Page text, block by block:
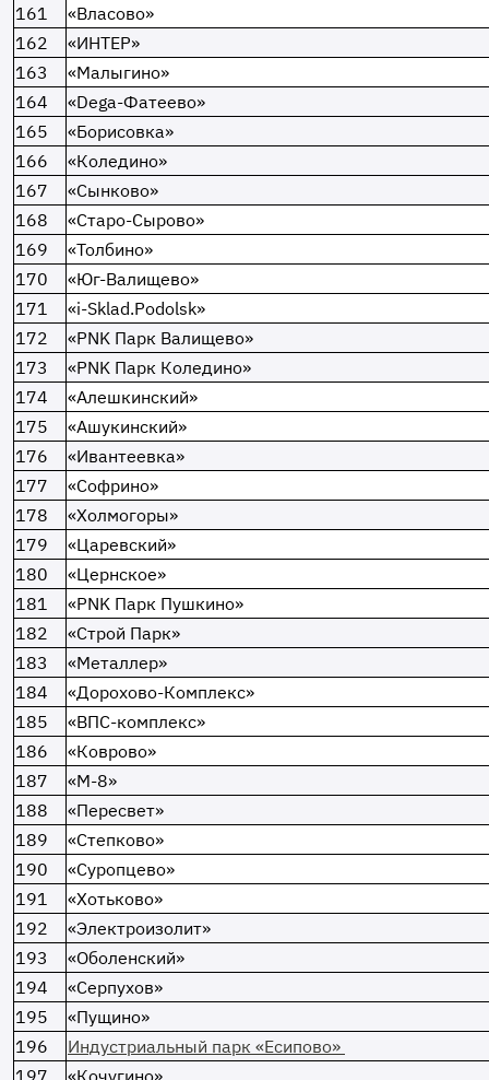
161
«Власово»
162
«ИНТЕР»
163
«Малыгино»
164
«Dega-Фатеево»
165
«Борисовка»
166
«Коледино»
167
«Сынково»
168
«Старо-Сырово»
169
«Толбино»
170
«Юг-Валищево»
171
«i-Sklad.Podolsk»
172
«PNK Парк Валищево»
173
«PNK Парк Коледино»
174
«Алешкинский»
175
«Ашукинский»
176
«Ивантеевка»
177
«Софрино»
178
«Холмогоры»
179
«Царевский»
180
«Цернское»
181
«PNK Парк Пушкино»
182
«Строй Парк»
183
«Металлер»
184
«Дорохово-Комплекс»
185
«ВПС-комплекс»
186
«Коврово»
187
«М-8»
188
«Пересвет»
189
«Степково»
190
«Суропцево»
191
«Хотьково»
192
«Электроизолит»
193
«Оболенский»
194
«Серпухов»
195
«Пущино»
196
Индустриальный парк «Есипово»
197
«Кочугино»